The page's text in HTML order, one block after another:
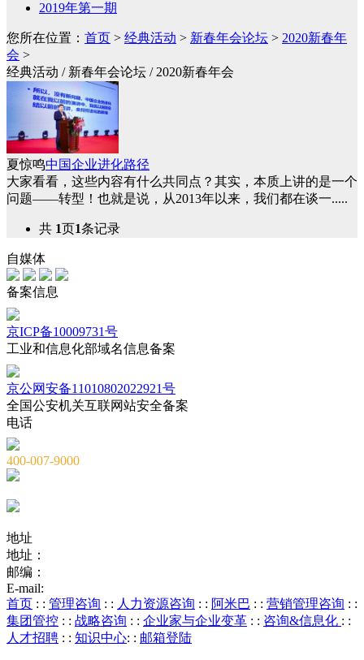
2019年第一期
您所在位置： 首页 > 经典活动 > 新春年会论坛 > 2020新春年
会 >
经典活动 / 新春年会论坛 / 2020新春年会
夏惊鸣中国企业进化路径
大家看看，这些内容有什么共同点？其实，本质上讲的是一个
问题——转型！也就是说，从2013年以来，我们都在谈一.....
共 1页1条记录
自媒体
备案信息
京ICP备10009731号
工业和信息化部域名信息备案
京公网安备11010802022921号
全国公安机关互联网站安全备案
电话
400-007-9000
地址
地址：
邮编：
E-mail:
首页 : : 管理咨询 : : 人力资源咨询 : : 阿米巴 : : 营销管理咨询 : :
集团管控 : : 战略咨询 : : 企业家与企业变革 : : 咨询&信息化 : :
人才招聘 : : 知识中心: : 邮箱登陆